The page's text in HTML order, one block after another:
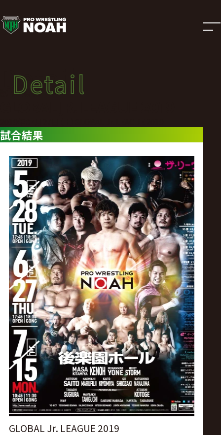
試
合
結
果
|
プ
ロ
レ
ス
リ
ン
グ・
ノ
ア
公
式
Detail
試合結果
Detail
試合結果
GLOBAL Jr. LEAGUE 2019